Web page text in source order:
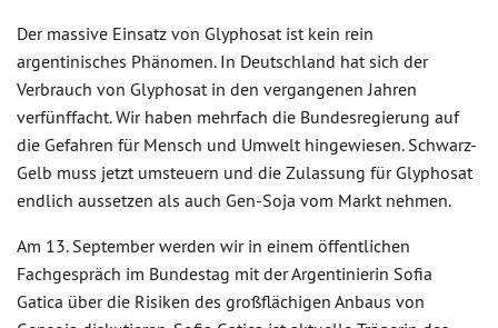
Der massive Einsatz von Glyphosat ist kein rein
argentinisches Phänomen. In Deutschland hat sich der
Verbrauch von Glyphosat in den vergangenen Jahren
verfünffacht. Wir haben mehrfach die Bundesregierung auf
die Gefahren für Mensch und Umwelt hingewiesen. Schwarz-
Gelb muss jetzt umsteuern und die Zulassung für Glyphosat
endlich aussetzen als auch Gen-Soja vom Markt nehmen.
Am 13. September werden wir in einem öffentlichen
Fachgespräch im Bundestag mit der Argentinierin Sofia
Gatica über die Risiken des großflächigen Anbaus von